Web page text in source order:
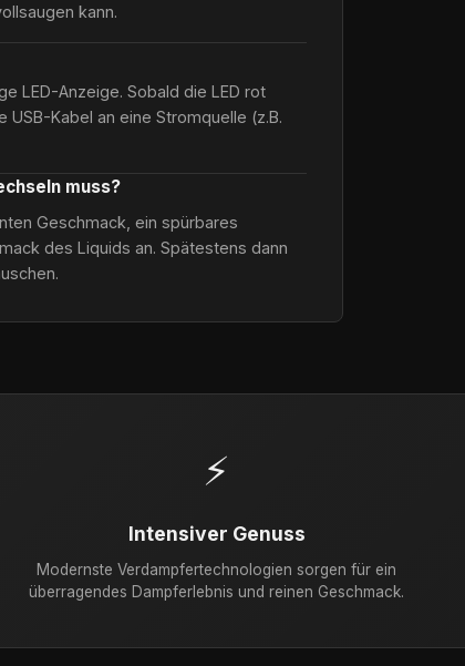
kann.
LED-Anzeige. Sobald die LED rot
Kabel an eine Stromquelle (z.B.
muss?
Geschmack, ein spürbares
des Liquids an. Spätestens dann
⚡
Intensiver Genuss
Modernste Verdampfertechnologien sorgen für ein
überragendes Dampferlebnis und reinen Geschmack.